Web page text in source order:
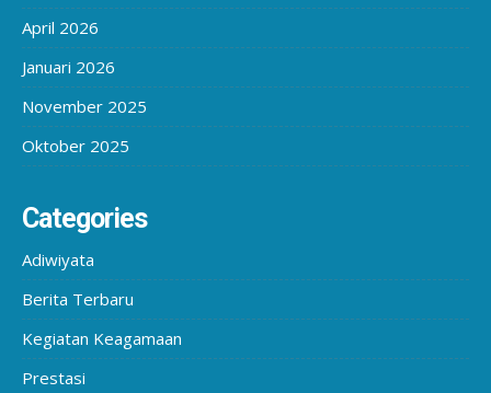
April 2026
Januari 2026
November 2025
Oktober 2025
Categories
Adiwiyata
Berita Terbaru
Kegiatan Keagamaan
Prestasi